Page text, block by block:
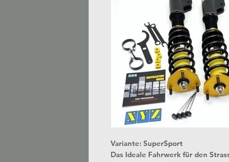
Variante: SuperSport
Das Ideale Fahrwerk für den